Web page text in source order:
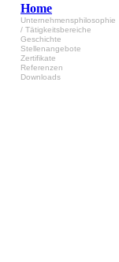
Home
Unternehmensphilosophie
/ Tätigkeitsbereiche
Geschichte
Stellenangebote
Zertifikate
Referenzen
Downloads